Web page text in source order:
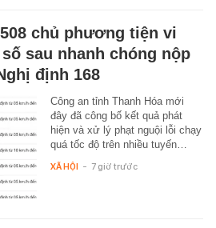
chủ phương tiện vi
sau nhanh chóng nộp
định 168
Công an tỉnh Thanh Hóa mới
đây đã công bố kết quả phát
hiện và xử lý phạt nguội lỗi chạy
quá tốc độ trên nhiều tuyến…
XÃ HỘI - 7 giờ trước